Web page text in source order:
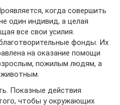
когда совершить
один индивид, а целая
все свои усилия.
фонды. Их
на оказание помощи
пожилым людям, а
Показные действия
чтобы у окружающих